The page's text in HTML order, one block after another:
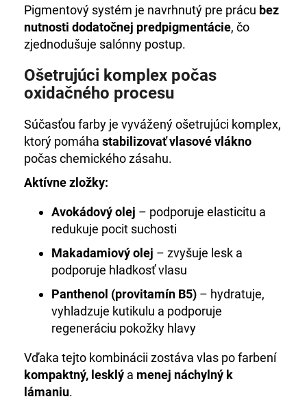
Pigmentový systém je navrhnutý pre prácu bez
nutnosti dodatočnej predpigmentácie, čo
zjednodušuje salónny postup.
Ošetrujúci komplex počas
oxidačného procesu
Súčasťou farby je vyvážený ošetrujúci komplex,
ktorý pomáha stabilizovať vlasové vlákno
počas chemického zásahu.
Aktívne zložky:
Avokádový olej – podporuje elasticitu a
redukuje pocit suchosti
Makadamiový olej – zvyšuje lesk a
podporuje hladkosť vlasu
Panthenol (provitamín B5) – hydratuje,
vyhladzuje kutikulu a podporuje
regeneráciu pokožky hlavy
Vďaka tejto kombinácii zostáva vlas po farbení
kompaktný, lesklý a menej náchylný k
lámaniu.